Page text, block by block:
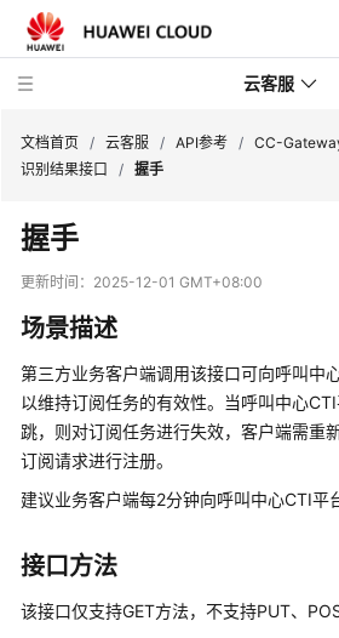
云客服
产
品
介
速
入
门
用
南
价
文档首页 / 云客服 / API参考 / CC-
识别结果接口
/ 握手
握手
更新时间： 2025-12-01 GMT+08:00
场景描述
第三方业务客户端调用该接口可向呼叫中
以维持订阅任务的有效性。当呼叫中心
跳，则对订阅任务进行失效，客户端需重
订阅请求进行注册。
建议业务客户端每2分钟向呼叫中心CTI平
接口方法
该接口仅支持GET方法，不支持PUT、